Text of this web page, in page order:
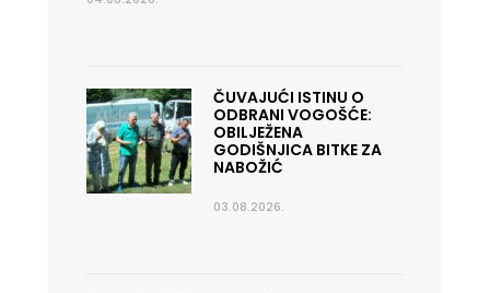
ČUVAJUĆI ISTINU O
ODBRANI VOGOŠĆE:
OBILJEŽENA
GODIŠNJICA BITKE ZA
NABOŽIĆ
03.08.2026.